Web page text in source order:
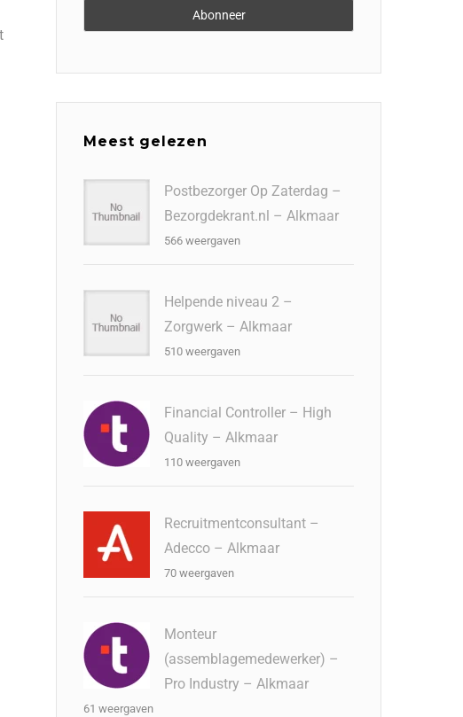
Meest gelezen
Postbezorger Op Zaterdag –
Bezorgdekrant.nl – Alkmaar
566 weergaven
Helpende niveau 2 –
Zorgwerk – Alkmaar
510 weergaven
Financial Controller – High
Quality – Alkmaar
110 weergaven
Recruitmentconsultant –
Adecco – Alkmaar
70 weergaven
Monteur
(assemblagemedewerker) –
Pro Industry – Alkmaar
61 weergaven